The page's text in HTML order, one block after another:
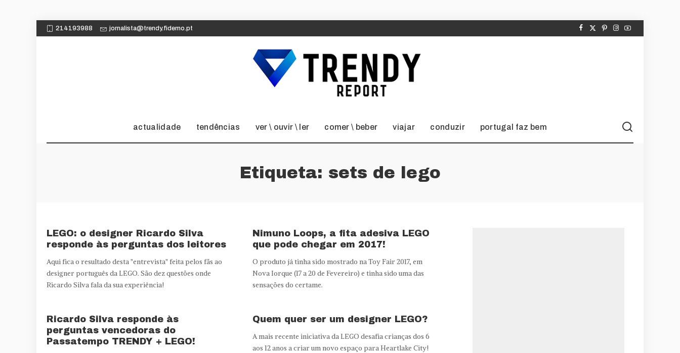
214193988 jornalista@trendy.fidemo.pt
actualidade tendências ver \ ouvir \ ler comer \ beber viajar conduzir portugal faz bem
Etiqueta: sets de lego
LEGO: o designer Ricardo Silva
responde às perguntas dos leitores
Aqui fica o resultado desta "entrevista" feita pelos fãs ao
designer português da LEGO. São dez questões onde
Ricardo Silva fala da sua experiência!
Nimuno Loops, a fita adesiva LEGO
que pode chegar em 2017!
O produto já tinha sido mostrado na Toy Fair 2017, em
Nova Iorque (17 a 20 de Fevereiro) e tinha sido uma das
sensações do certame.
Ricardo Silva responde às
perguntas vencedoras do
Passatempo TRENDY + LEGO!
Quem quer ser um designer LEGO?
A mais recente iniciativa da LEGO desafia crianças dos 6
aos 12 anos a criar um novo espaço para Heartlake City!